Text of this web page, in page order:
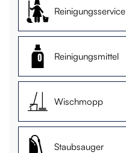
Reinigungsservice
Reinigungsmittel
Wischmopp
Staubsauger